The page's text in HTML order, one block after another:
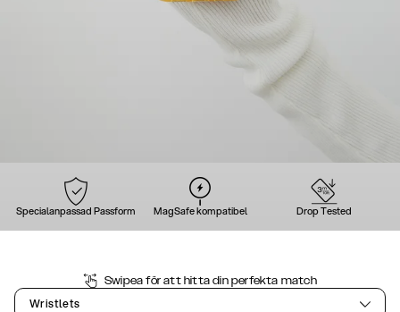
Specialanpassad Passform MagSafe kompatibel Drop Tested
Swipea för att hitta din perfekta match
Wristlets